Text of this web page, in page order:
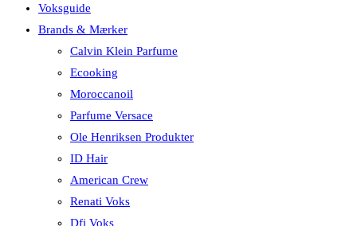
Voksguide
Brands & Mærker
Calvin Klein Parfume
Ecooking
Moroccanoil
Parfume Versace
Ole Henriksen Produkter
ID Hair
American Crew
Renati Voks
Dfi Voks